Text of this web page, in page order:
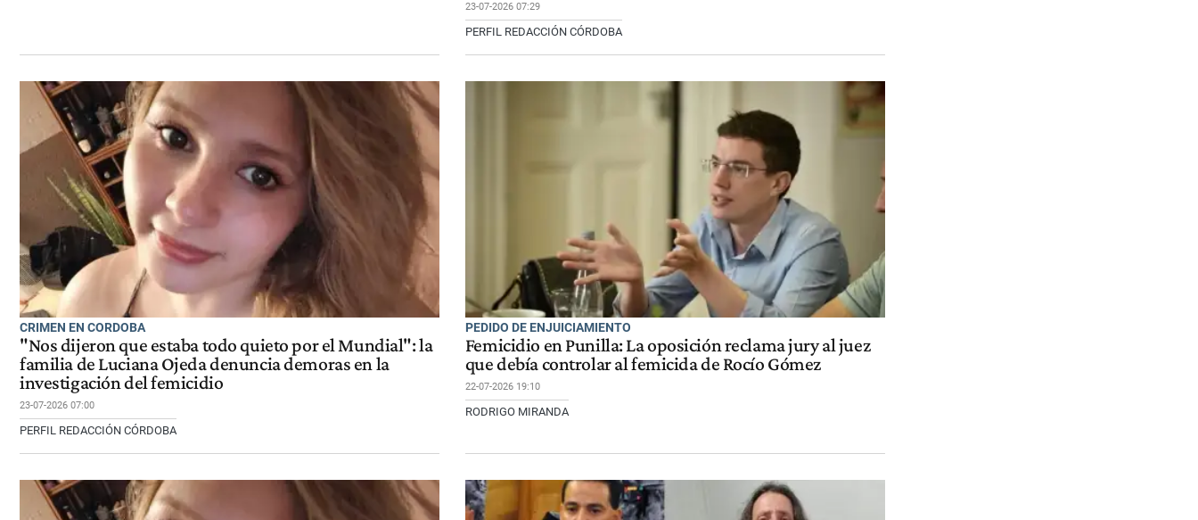
23-07-2026 07:29
PERFIL REDACCIÓN CÓRDOBA
CRIMEN EN CORDOBA
"Nos dijeron que estaba todo quieto por el Mundial": la
familia de Luciana Ojeda denuncia demoras en la
investigación del femicidio
23-07-2026 07:00
PERFIL REDACCIÓN CÓRDOBA
PEDIDO DE ENJUICIAMIENTO
Femicidio en Punilla: La oposición reclama jury al juez
que debía controlar al femicida de Rocío Gómez
22-07-2026 19:10
RODRIGO MIRANDA